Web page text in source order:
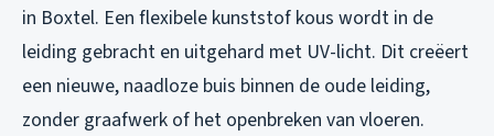
in Boxtel. Een flexibele kunststof kous wordt in de
leiding gebracht en uitgehard met UV-licht. Dit creëert
een nieuwe, naadloze buis binnen de oude leiding,
zonder graafwerk of het openbreken van vloeren.